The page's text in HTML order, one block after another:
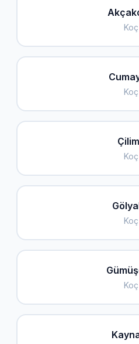
Koç
Koç
Koç
Koç
Koç